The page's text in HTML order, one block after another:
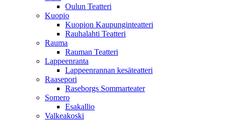
Oulun Teatteri
Kuopio
Kuopion Kaupunginteatteri
Rauhalahti Teatteri
Rauma
Rauman Teatteri
Lappeenranta
Lappeenrannan kesäteatteri
Raasepori
Raseborgs Sommarteater
Somero
Esakallio
Valkeakoski